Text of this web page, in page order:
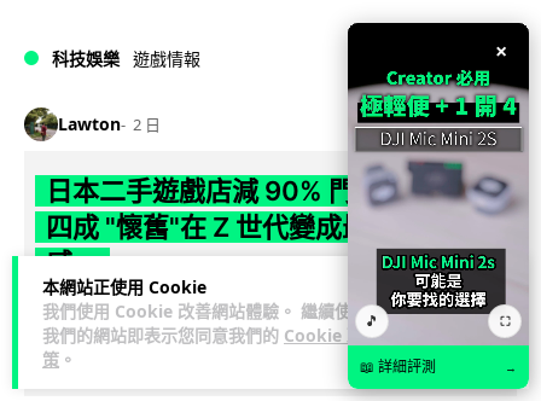
本網站正使用 Cookie
我們使用 Cookie 改善網站體驗。 繼續使用
我們的網站即表示您同意我們的 Cookie 政
策 。
科技娛樂 遊戲情報
Lawton 2 日
日本二手遊戲店減 90% 門市 業績反增
四成 "懷舊"在 Z 世代變成最潮「新鮮
感」
日本零售巨頭 GEO 將懷舊遊戲銷售門市從 1,000 間大幅減至
99 間，但銷售額卻不降反升至過往的 1.4 倍。做到「減店增
收」奇蹟，...
×
🎵 ⛶
📖 詳細評測 →